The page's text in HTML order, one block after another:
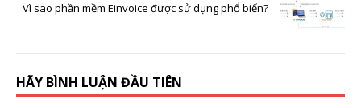
Vì sao phần mềm Einvoice được sử dụng phổ biến?
HÃY BÌNH LUẬN ĐẦU TIÊN